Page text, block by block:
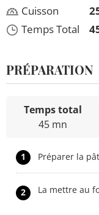
Cuisson
Temps Total
PRÉPARATION
Temps total
45 mn
1 Préparer la
2 La mettre au